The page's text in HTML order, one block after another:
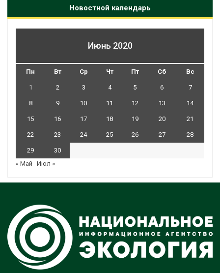
Новостной календарь
Июнь 2020
Пн Вт Ср Чт Пт Сб Вс
1 2 3 4 5 6 7
8 9 10 11 12 13 14
15 16 17 18 19 20 21
22 23 24 25 26 27 28
29
30
« Май
Июл »